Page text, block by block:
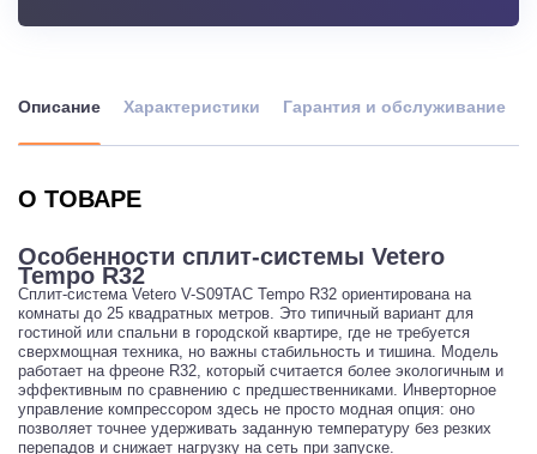
Описание Характеристики Гарантия и обслуживание
О ТОВАРЕ
Особенности сплит-системы Vetero
Tempo R32
Сплит-система Vetero V-S09TAC Tempo R32 ориентирована на
комнаты до 25 квадратных метров. Это типичный вариант для
гостиной или спальни в городской квартире, где не требуется
сверхмощная техника, но важны стабильность и тишина. Модель
работает на фреоне R32, который считается более экологичным и
эффективным по сравнению с предшественниками. Инверторное
управление компрессором здесь не просто модная опция: оно
позволяет точнее удерживать заданную температуру без резких
перепадов и снижает нагрузку на сеть при запуске.